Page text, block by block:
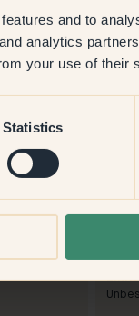
and to
analytics
your use of their
Statistics
kleine